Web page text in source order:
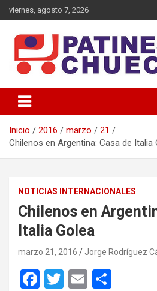
Saltar
al
viernes, agosto 7, 2026
Patines y
Inicio 2016 marzo
21
Chilenos en Argentina: Casa de Italia
NOTICIAS INTERNACIONALES
Chilenos en
Italia Golea
marzo 21, 2016 Jorge Rodríguez
F
T
E